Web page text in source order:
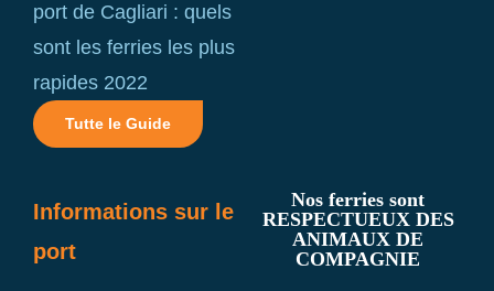
port de Cagliari : quels
sont les ferries les plus
rapides 2022
Tutte le Guide
Informations sur le
port
Nos ferries sont
RESPECTUEUX DES
ANIMAUX DE
COMPAGNIE